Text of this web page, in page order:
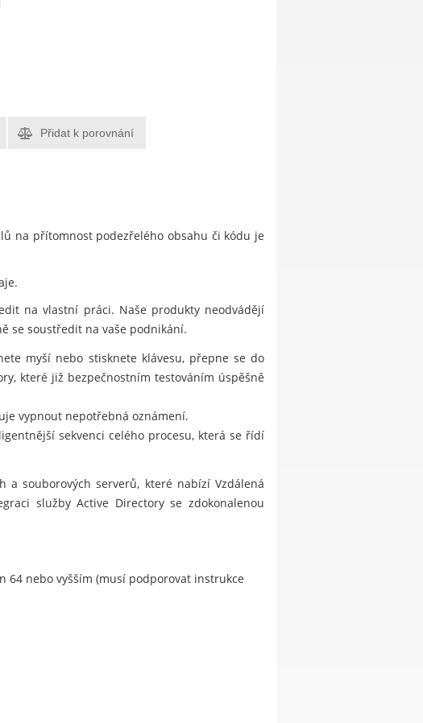
Přidat k porovnání
na přítomnost podezřelého obsahu či kódu je
na vlastní práci. Naše produkty neodvádějí
se soustředit na vaše podnikání.
myší nebo stisknete klávesu, přepne se do
které již bezpečnostním testováním úspěšně
vypnout nepotřebná oznámení.
sekvenci celého procesu, která se řídí
a souborových serverů, které nabízí Vzdálená
služby Active Directory se zdokonalenou
64 nebo vyšším (musí podporovat instrukce